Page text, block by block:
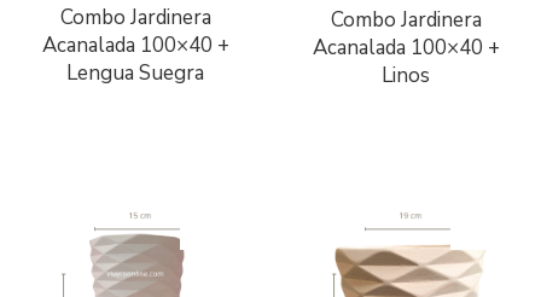
Combo Jardinera
Acanalada 100×40 +
Lengua Suegra
Combo Jardinera
Acanalada 100×40 +
Linos